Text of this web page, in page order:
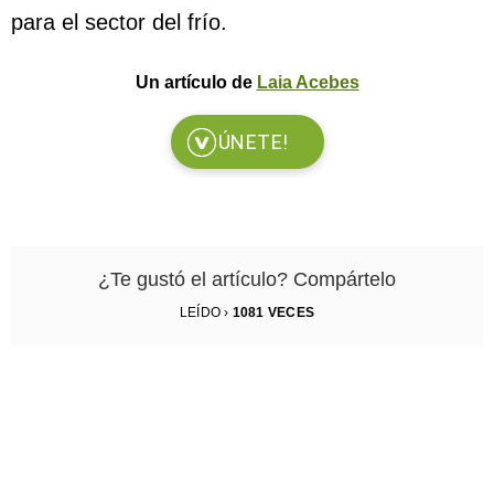
para el sector del frío.
Un artículo de Laia Acebes
ÚNETE!
¿Te gustó el artículo? Compártelo
LEÍDO › 1081 VECES